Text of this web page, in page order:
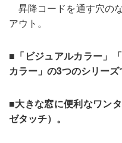
昇降コードを通す穴の
アウト。
■ 「ビジュアルカラー」
カラー」の3つのシリーズ
■大きな窓に便利なワン
ゼタッチ）。